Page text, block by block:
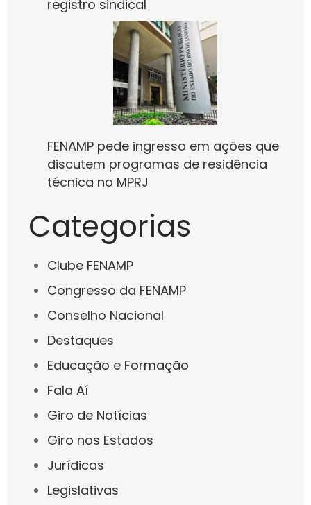
registro sindical
FENAMP pede ingresso em ações que
discutem programas de residência
técnica no MPRJ
Categorias
Clube FENAMP
Congresso da FENAMP
Conselho Nacional
Destaques
Educação e Formação
Fala Aí
Giro de Notícias
Giro nos Estados
Jurídicas
Legislativas